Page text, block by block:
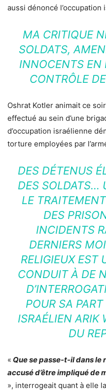
aussi dénoncé l’occupation
MA CRITIQUE
SOLDATS,
INNOCENTS EN
CONTRÔLE
Oshrat Kotler animait ce
effectué au sein d’une
d’occupation israélienne
torture employées par
DES DÉTENUS
DES SOLDATS…
LE
DES
INCIDENTS
DERNIERS
RELIGIEUX EST
CONDUIT À DE
POUR SA
ISRAÉLIEN ARIK
DU
« Que se passe-t-il dans
accusé d’être impliqué de
», interrogeait quant à elle